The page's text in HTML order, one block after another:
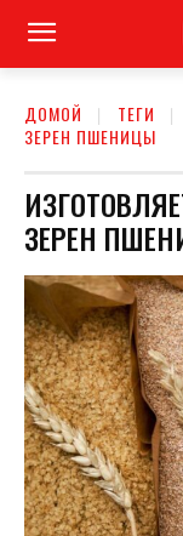
ДОМОЙ ТЕГИ
ЗЕРЕН ПШЕНИЦЫ
ЗЕРЕН